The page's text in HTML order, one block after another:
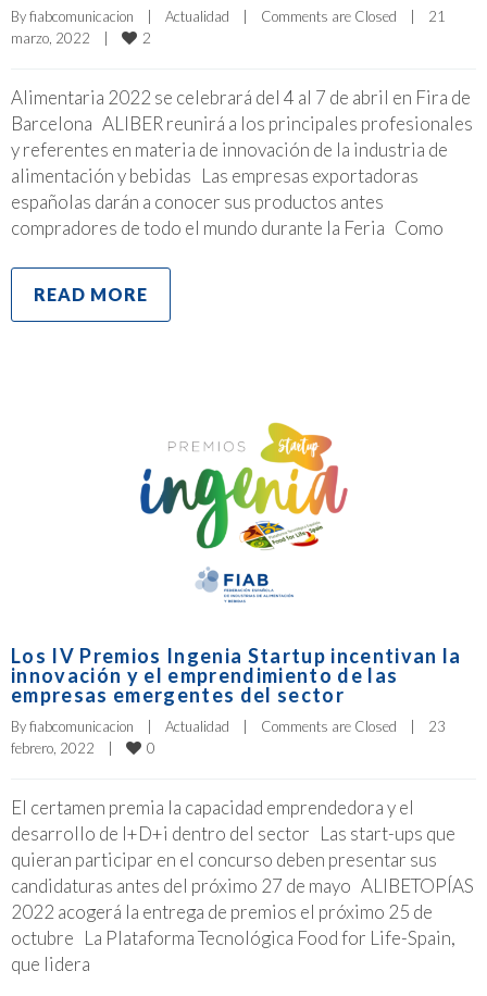
By fiabcomunicacion Actualidad Comments are Closed
21
marzo, 2022
2
Alimentaria 2022 se celebrará del 4 al 7 de abril en Fira de
Barcelona ALIBER reunirá a los principales profesionales
y referentes en materia de innovación de la industria de
alimentación y bebidas Las empresas exportadoras
españolas darán a conocer sus productos antes
compradores de todo el mundo durante la Feria Como
READ MORE
Los IV Premios Ingenia Startup incentivan la
innovación y el emprendimiento de las
empresas emergentes del sector
By fiabcomunicacion Actualidad Comments are Closed
23
febrero, 2022
0
El certamen premia la capacidad emprendedora y el
desarrollo de I+D+i dentro del sector Las start-ups que
quieran participar en el concurso deben presentar sus
candidaturas antes del próximo 27 de mayo ALIBETOPÍAS
2022 acogerá la entrega de premios el próximo 25 de
octubre La Plataforma Tecnológica Food for Life-Spain,
que lidera